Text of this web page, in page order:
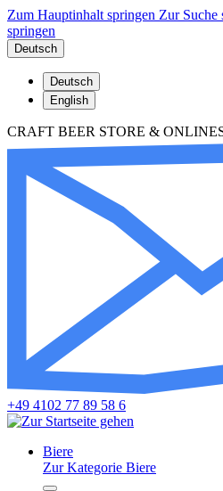
Zum Hauptinhalt springen Zur Suche
springen
Deutsch
Deutsch
English
CRAFT BEER STORE &
+49 4102 77 89 58 6
Biere
Zur Kategorie Biere